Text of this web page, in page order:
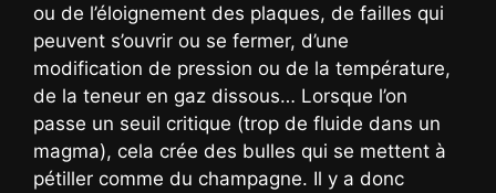
ou de l’éloignement des plaques, de failles qui
peuvent s’ouvrir ou se fermer, d’une
modification de pression ou de la température,
de la teneur en gaz dissous… Lorsque l’on
passe un seuil critique (trop de fluide dans un
magma), cela crée des bulles qui se mettent à
pétiller comme du champagne. Il y a donc